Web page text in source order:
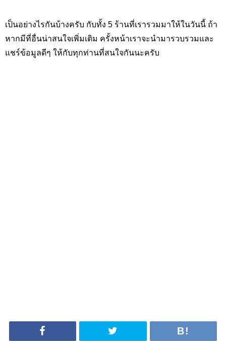
เป็นอย่างไรกันบ้างครับ กับทั้ง 5 ร้านที่เรารวมมาให้ในวันนี้ ถ้า
หากมีที่อื่นน่าสนใจเพิ่มเติม ครั้งหน้าเราจะนำมารวบรวมและ
แชร์ข้อมูลดีๆ ให้กับทุกท่านที่สนใจกันนะครับ